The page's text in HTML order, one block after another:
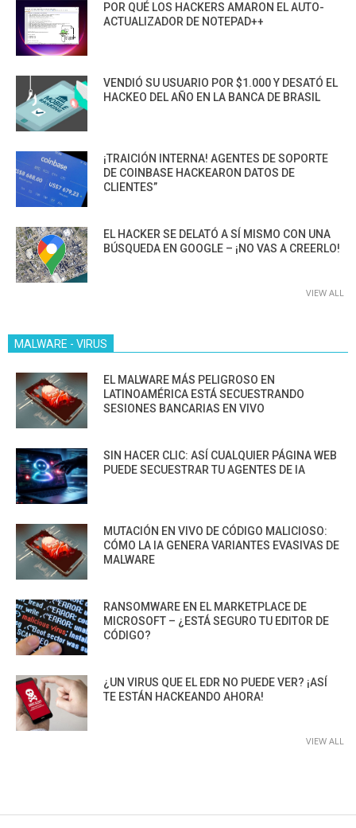
POR QUÉ LOS HACKERS AMARON EL AUTO-
ACTUALIZADOR DE NOTEPAD++
VENDIÓ SU USUARIO POR $1.000 Y DESATÓ EL
HACKEO DEL AÑO EN LA BANCA DE BRASIL
¡TRAICIÓN INTERNA! AGENTES DE SOPORTE
DE COINBASE HACKEARON DATOS DE
CLIENTES”
EL HACKER SE DELATÓ A SÍ MISMO CON UNA
BÚSQUEDA EN GOOGLE – ¡NO VAS A CREERLO!
VIEW ALL
MALWARE - VIRUS
EL MALWARE MÁS PELIGROSO EN
LATINOAMÉRICA ESTÁ SECUESTRANDO
SESIONES BANCARIAS EN VIVO
SIN HACER CLIC: ASÍ CUALQUIER PÁGINA WEB
PUEDE SECUESTRAR TU AGENTES DE IA
MUTACIÓN EN VIVO DE CÓDIGO MALICIOSO:
CÓMO LA IA GENERA VARIANTES EVASIVAS DE
MALWARE
RANSOMWARE EN EL MARKETPLACE DE
MICROSOFT – ¿ESTÁ SEGURO TU EDITOR DE
CÓDIGO?
¿UN VIRUS QUE EL EDR NO PUEDE VER? ¡ASÍ
TE ESTÁN HACKEANDO AHORA!
VIEW ALL